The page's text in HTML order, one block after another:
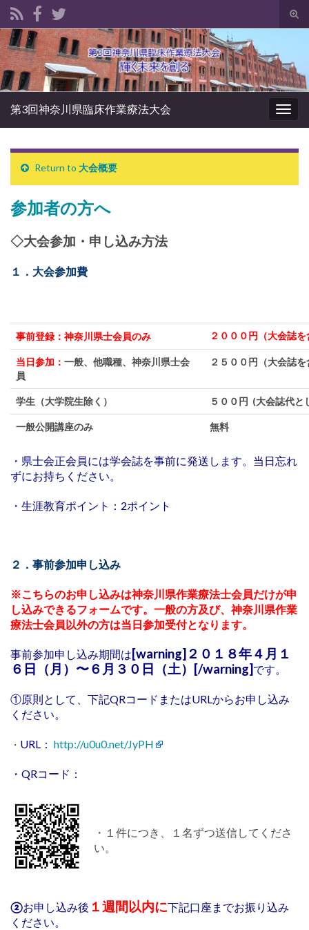
Search for:
第3回神奈川県臨床作業療法大会
Return to 大会概要
参加者の方へ
◇大会参加・申し込み方法
１．大会参加費
事前登録：神奈川県士会員のみ ２０００円（大会誌
当日参加： 一般、他職種、神奈川県士会
員
２５００円（大会誌
学生（大学院生除く） ５００円 (大会誌代と
一般公開講座のみ 無料
・県士会正会員には学会誌を事前に発送します。当日忘れ
ずにお持ちください。
・生涯教育ポイント：2ポイント
２．事前参加申し込み
※こちらのお申し込みは神奈川県作業療法士会員だけが申
し込みできるフォームです。 一般の方及び、神奈川県作業
療法士会員以外の方は当日参加受付となります。
事前参加申し込み期間は [warning]２０１８年４月１
６日（月）〜６月３０日（土）[/warning] です。
①原則として、下記QRコードまたはURLからお申し込み
ください。
・ URL： http://u0u0.net/JyPH
・QRコード：
・１件につき、１名ずつ送信してくださ
い。
②お申し込み後 １週間以内に下記口座までお振り込み
ください。